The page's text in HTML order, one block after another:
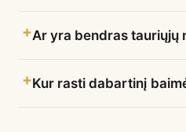
Ar yra bendras tauriųjų
Kur rasti dabartinį